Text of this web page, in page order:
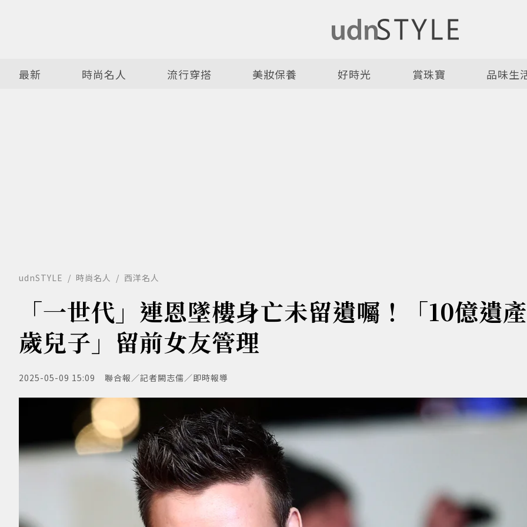
最新 時尚名人 流行穿搭 美妝保養 好時光 賞珠寶 品味生
udnSTYLE 時尚名人 西洋名人
「一世代」連恩墜樓身亡未留遺囑！「10億遺
歲兒子」留前女友管理
2025-05-09 15:09 聯合報／記者闕志儒／即時報導